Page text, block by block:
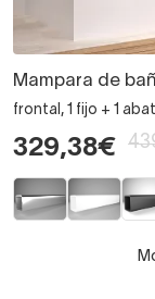
Mampara de
frontal, 1 fijo + 1
329,38€